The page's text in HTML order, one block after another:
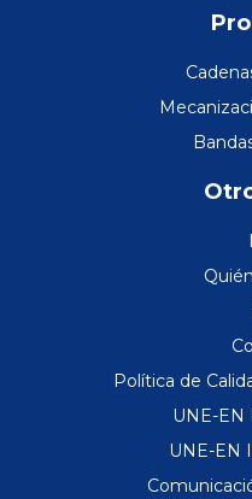
Política de
UNE-EN
UNE-EN